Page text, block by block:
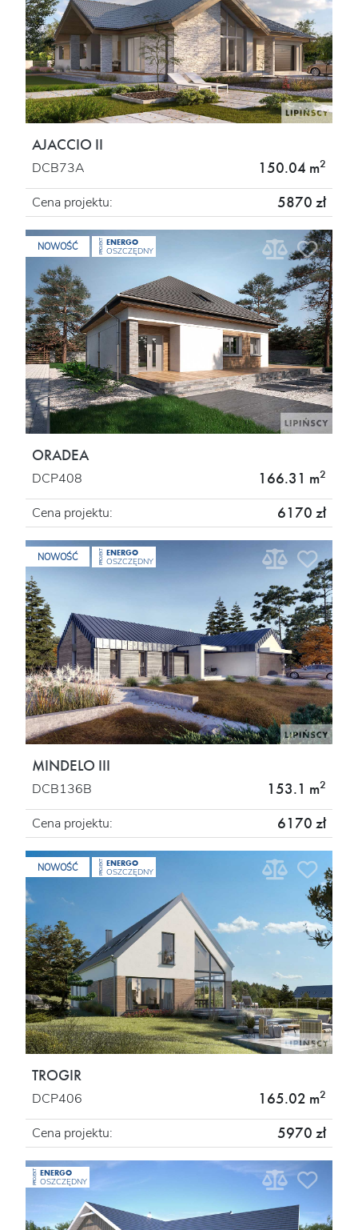
AJACCIO II
DCB73A 150.04 m2
Cena projektu: 5870 zł
NOWOŚĆ PROJEKT ENERGO
OSZCZĘDNY
ORADEA
DCP408 166.31 m2
Cena projektu: 6170 zł
NOWOŚĆ PROJEKT ENERGO
OSZCZĘDNY
MINDELO III
DCB136B 153.1 m2
Cena projektu: 6170 zł
NOWOŚĆ PROJEKT ENERGO
OSZCZĘDNY
TROGIR
DCP406 165.02 m2
Cena projektu: 5970 zł
PROJEKT ENERGO
OSZCZĘDNY